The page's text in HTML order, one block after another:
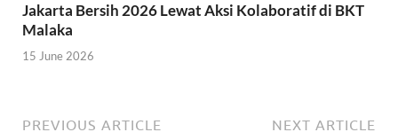
Jakarta Bersih 2026 Lewat Aksi Kolaboratif di BKT
Malaka
15 June 2026
PREVIOUS ARTICLE NEXT ARTICLE